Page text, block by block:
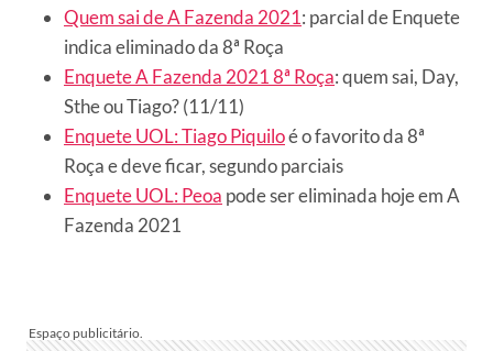
Quem sai de A Fazenda 2021: parcial de Enquete
indica eliminado da 8ª Roça
Enquete A Fazenda 2021 8ª Roça: quem sai, Day,
Sthe ou Tiago? (11/11)
Enquete UOL: Tiago Piquiloé o favorito da 8ª
Roça e deve ficar, segundo parciais
Enquete UOL: Peoa pode ser eliminada hoje em A
Fazenda 2021